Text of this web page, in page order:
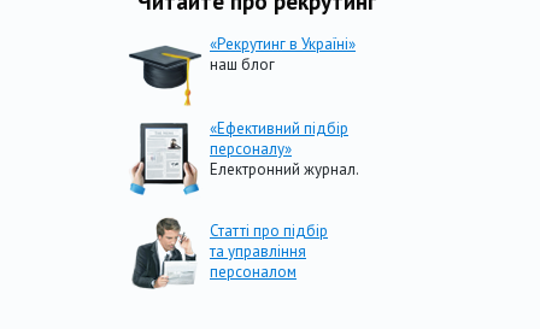
«Рекрутинг в Україні»
наш блог
«Ефективний підбір
персоналу»
Електронний журнал.
Статті про підбір
та управління
персоналом